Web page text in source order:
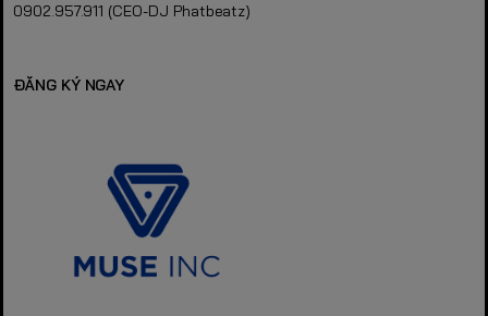
0902.957.911 (CEO-DJ Phatbeatz)
ĐĂNG KÝ NGAY